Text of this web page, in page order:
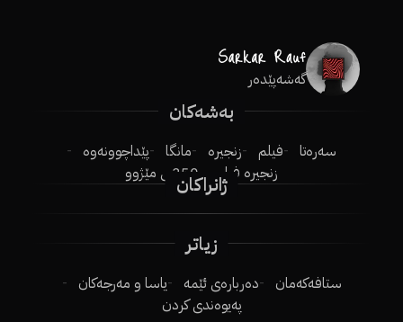
گەشەپێدەر
بەشەکان
سەرەتا فیلم زنجیرە مانگا
پێداچوونەوە
زنجیرە فیلم
250ـی مێژوو
ژانراکان
زیاتر
ستافەکەمان دەربارەی ئێمە
یاسا و مەرجەکان
پەیوەندی کردن